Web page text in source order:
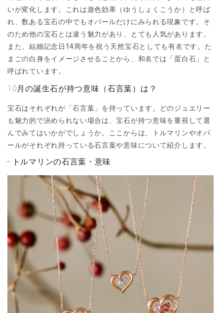
いが変化します。これは遊色効果（ゆうしょくこうか）と呼ば
れ、数ある宝石の中でもオパールだけにみられる現象です。そ
のため他の宝石とは違う魅力があり、とても人気があります。
また、結婚記念日14周年を祝う天然宝石としても有名です。た
まごの白身をイメージさせることから、和名では「蛋白石」と
呼ばれています。
10月の誕生石が持つ意味（石言葉）は？
宝石はそれぞれが「石言葉」を持っています。どのジュエリー
も魅力的で決められない場合は、宝石が持つ意味を重視して選
んでみてはいかがでしょうか。ここからは、トルマリンやオパ
ールがそれぞれ持っている石言葉や意味について紹介します。
トルマリンの石言葉・意味